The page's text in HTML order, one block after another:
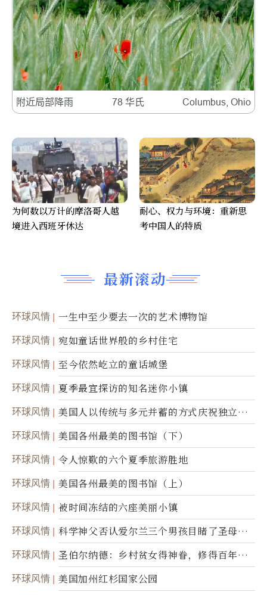
附近局部降雨 78 华氏 Columbus, Ohio
最新滚动
环球风情 一生中至少要去一次的艺术博物馆
环球风情 宛如童话世界般的乡村住宅
环球风情 至今依然屹立的童话城堡
环球风情 夏季最宜探访的知名迷你小镇
环球风情
美国人以传统与多元并蓄的方式庆祝独立日2
50周年
环球风情 美国各州最美的图书馆（下）
环球风情 令人惊歎的六个夏季旅游胜地
环球风情 美国各州最美的图书馆（上）
环球风情 被时间冻结的六座美丽小镇
环球风情
科学神父否认爱尔兰三个男孩目睹了圣母显
灵
环球风情
圣伯尔纳德：乡村贫女得神眷，修得百年不
腐身
环球风情 美国加州红杉国家公园
为何数以万计的摩洛哥人越
境进入西班牙休达
耐心、权力与环境：重新思
考中国人的特质